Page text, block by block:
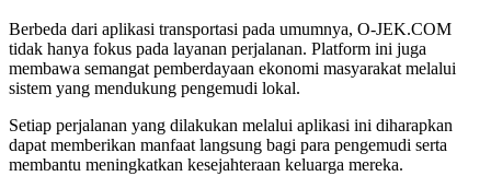
Berbeda dari aplikasi transportasi pada umumnya, O-JEK.COM
tidak hanya fokus pada layanan perjalanan. Platform ini juga
membawa semangat pemberdayaan ekonomi masyarakat melalui
sistem yang mendukung pengemudi lokal.
Setiap perjalanan yang dilakukan melalui aplikasi ini diharapkan
dapat memberikan manfaat langsung bagi para pengemudi serta
membantu meningkatkan kesejahteraan keluarga mereka.